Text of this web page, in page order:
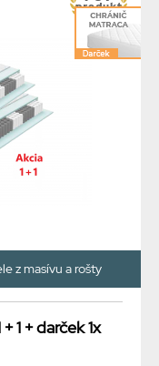
z masívu a rošty
1 + darček 1x